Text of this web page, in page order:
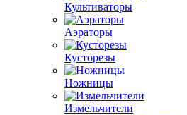
Культиваторы
Аэраторы
Кусторезы
Ножницы
Измельчители